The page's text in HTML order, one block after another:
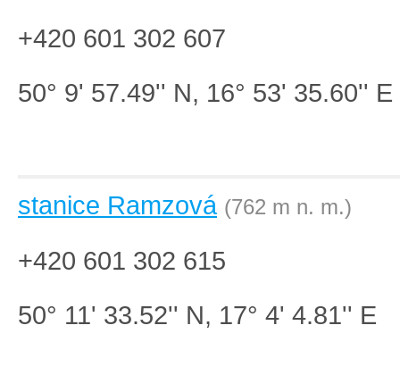
+420 601 302 607
50° 9' 57.49'' N, 16° 53' 35.60'' E
stanice Ramzová (762 m n. m.)
+420 601 302 615
50° 11' 33.52'' N, 17° 4' 4.81'' E